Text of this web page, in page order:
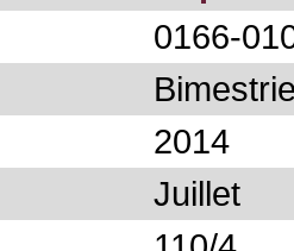
0166-
2014
Juillet